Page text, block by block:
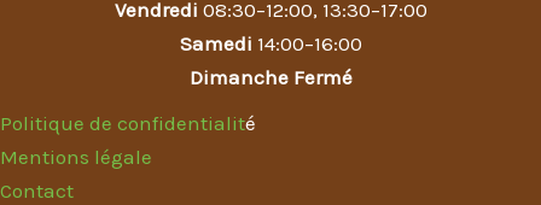
Vendredi 08:30–12:00, 13:30–17:00
Samedi 14:00–16:00
Dimanche Fermé
Politique de confidentialité
Mentions légale
Contact